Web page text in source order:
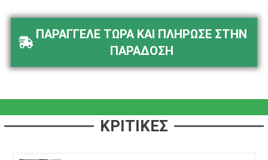
ΠΑΡΑΓΓΕΛΕ ΤΩΡΑ ΚΑΙ ΠΛΗΡΩΣΕ ΣΤΗΝ
ΠΑΡΑΔΟΣΗ
ΚΡΙΤΙΚΕΣ